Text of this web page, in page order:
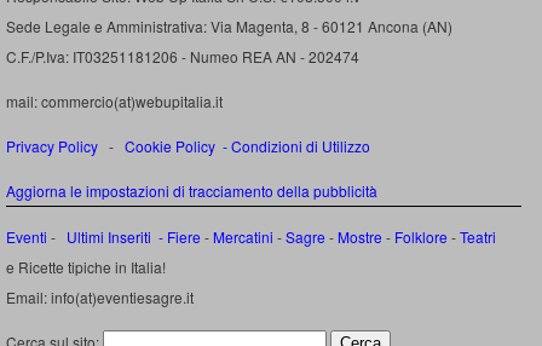
Sede Legale e Amministrativa: Via Magenta, 8 - 60121 Ancona (AN)
C.F./P.Iva: IT03251181206 - Numeo REA AN - 202474
mail: commercio(at)webupitalia.it
Privacy Policy - Cookie Policy -Condizioni di Utilizzo
Aggiorna le impostazioni di tracciamento della pubblicità
Eventi - Ultimi Inseriti - Fiere - Mercatini -Sagre - Mostre - Folklore -Teatri
e Ricette tipiche in Italia!
Email: info(at)eventiesagre.it